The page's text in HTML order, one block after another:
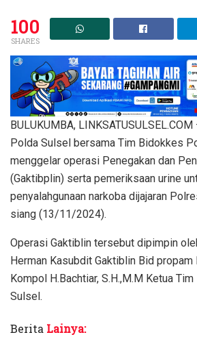
100
SHARES
BULUKUMBA,
Polda Sulsel bersama Tim Bidokkes
menggelar operasi Penegakan dan
(Gaktibplin) serta pemeriksaan urine
penyalahgunaan narkoba dijajaran
siang (13/11/2024).
Operasi Gaktiblin tersebut dipimpin
Herman Kasubdit Gaktiblin Bid
Kompol H.Bachtiar, S.H.,M.M Ketua
Sulsel.
Berita Lainya: